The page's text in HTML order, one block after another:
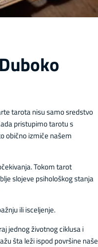
tarota nisu samo sredstvo
pristupimo tarotu s
obično izmiče našem
Tokom tarot
slojeve psihološkog stanja
ili isceljenje.
jednog životnog ciklusa i
šta leži ispod površine naše